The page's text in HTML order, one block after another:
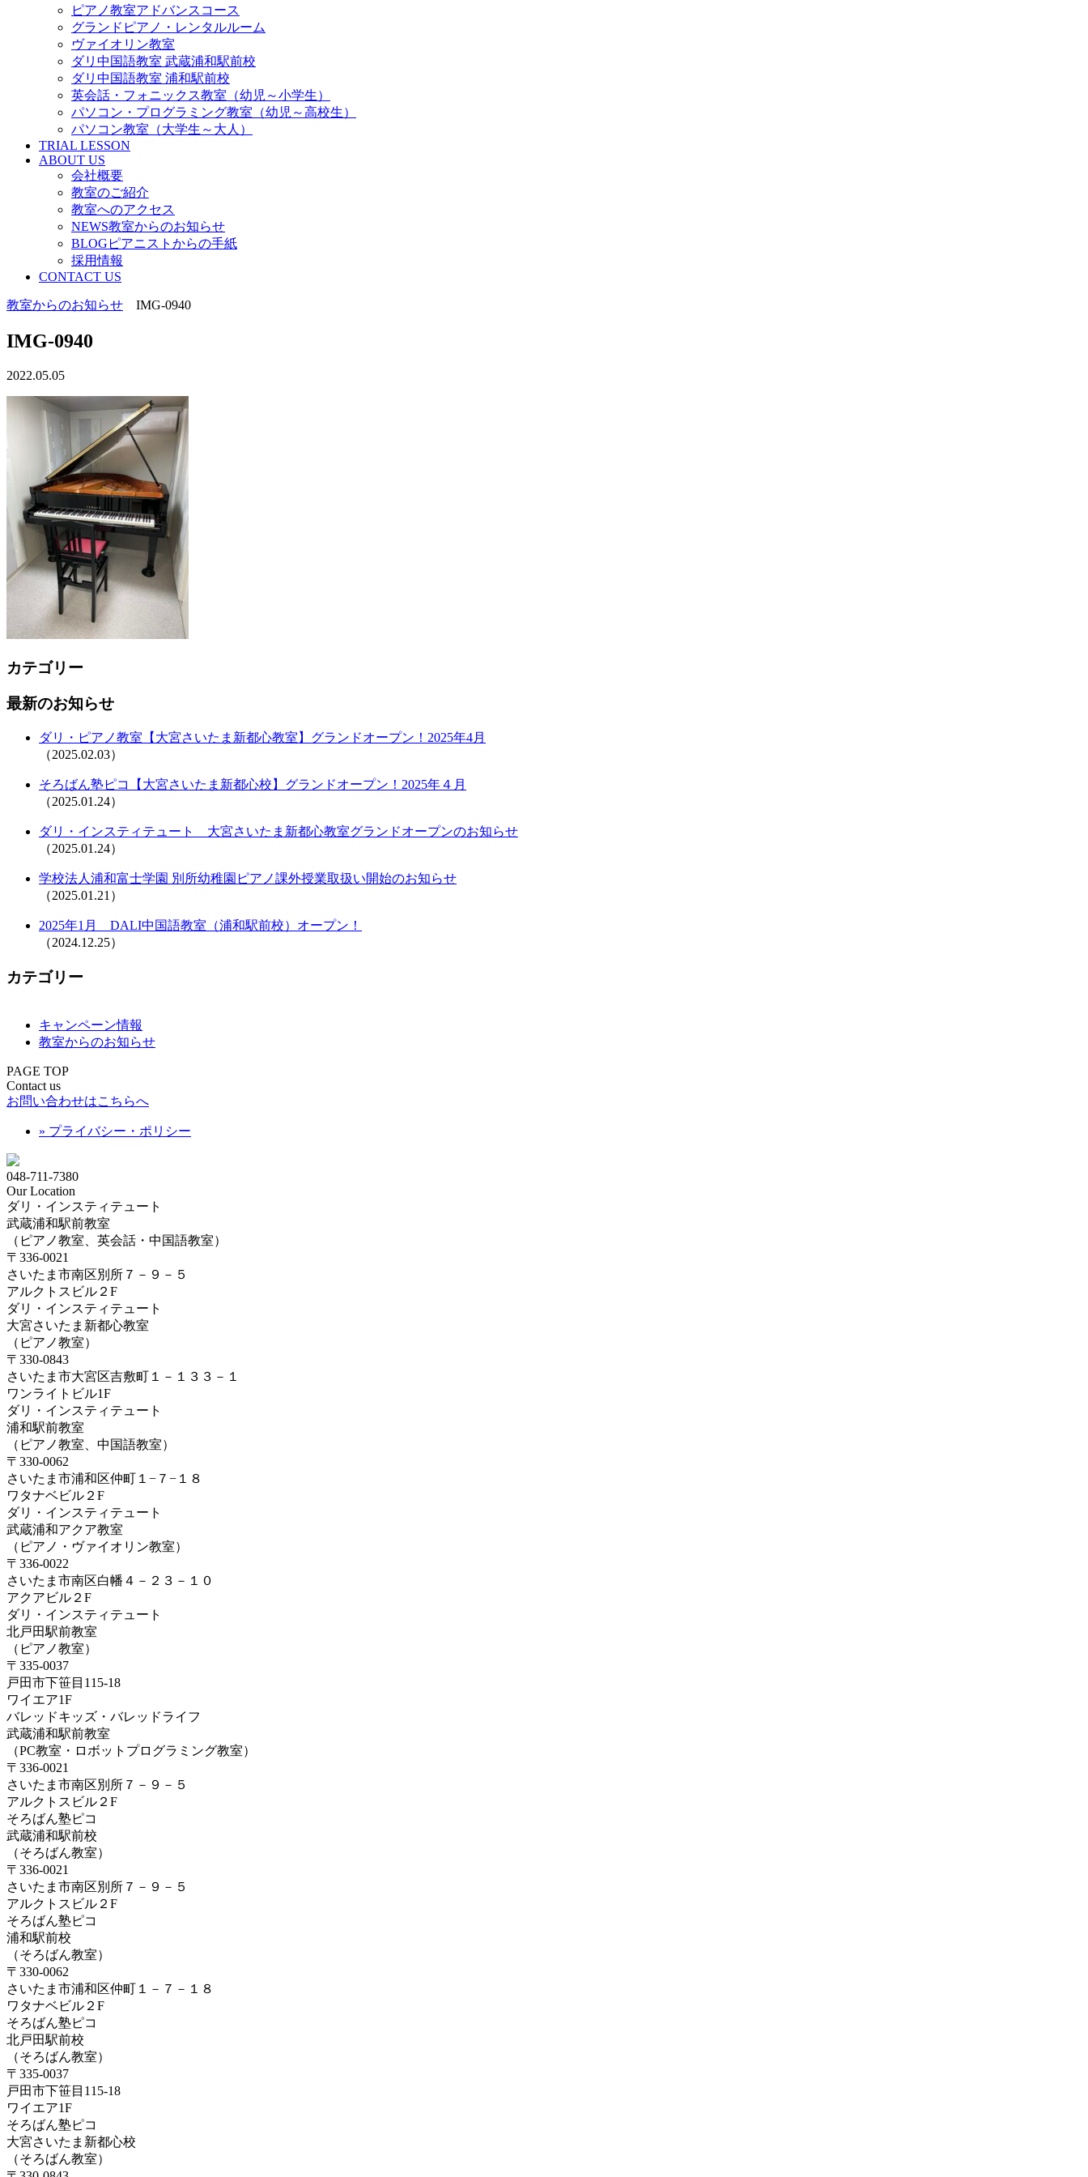
ピアノ教室アドバンスコース
グランドピアノ・レンタルルーム
ヴァイオリン教室
ダリ中国語教室 武蔵浦和駅前校
ダリ中国語教室 浦和駅前校
英会話・フォニックス教室（幼児～小学生）
パソコン・プログラミング教室（幼児～高校生）
パソコン教室（大学生～大人）
TRIAL LESSON
ABOUT US
会社概要
教室のご紹介
教室へのアクセス
NEWS教室からのお知らせ
BLOGピアニストからの手紙
採用情報
CONTACT US
教室からのお知らせ IMG-0940
IMG-0940
2022.05.05
カテゴリー
最新のお知らせ
ダリ・ピアノ教室【大宮さいたま新都心教室】グランドオープン！2025年4月
（2025.02.03）
そろばん塾ピコ【大宮さいたま新都心校】グランドオープン！2025年４月
（2025.01.24）
ダリ・インスティテュート 大宮さいたま新都心教室グランドオープンのお知らせ
（2025.01.24）
学校法人浦和富士学園 別所幼稚園ピアノ課外授業取扱い開始のお知らせ
（2025.01.21）
2025年1月 DALI中国語教室（浦和駅前校）オープン！
（2024.12.25）
カテゴリー
キャンペーン情報
教室からのお知らせ
PAGE TOP
Contact us
お問い合わせはこちらへ
» プライバシー・ポリシー
048-711-7380
Our Location
ダリ・インスティテュート
武蔵浦和駅前教室
（ピアノ教室、英会話・中国語教室）
〒336-0021
さいたま市南区別所７－９－５
アルクトスビル２F
ダリ・インスティテュート
大宮さいたま新都心教室
（ピアノ教室）
〒330-0843
さいたま市大宮区吉敷町１－１３３－１
ワンライトビル1F
ダリ・インスティテュート
浦和駅前教室
（ピアノ教室、中国語教室）
〒330-0062
さいたま市浦和区仲町１−７−１８
ワタナベビル２F
ダリ・インスティテュート
武蔵浦和アクア教室
（ピアノ・ヴァイオリン教室）
〒336-0022
さいたま市南区白幡４－２３－１０
アクアビル２F
ダリ・インスティテュート
北戸田駅前教室
（ピアノ教室）
〒335-0037
戸田市下笹目115-18
ワイエア1F
バレッドキッズ・バレッドライフ
武蔵浦和駅前教室
（PC教室・ロボットプログラミング教室）
〒336-0021
さいたま市南区別所７－９－５
アルクトスビル２F
そろばん塾ピコ
武蔵浦和駅前校
（そろばん教室）
〒336-0021
さいたま市南区別所７－９－５
アルクトスビル２F
そろばん塾ピコ
浦和駅前校
（そろばん教室）
〒330-0062
さいたま市浦和区仲町１－７－１８
ワタナベビル２F
そろばん塾ピコ
北戸田駅前校
（そろばん教室）
〒335-0037
戸田市下笹目115-18
ワイエア1F
そろばん塾ピコ
大宮さいたま新都心校
（そろばん教室）